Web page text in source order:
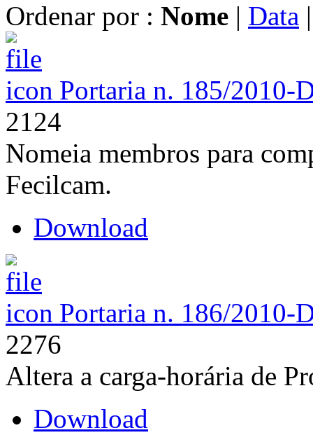
Ordenar por : Nome | Data
Portaria n. 185/2010-
2124
Nomeia membros para
Fecilcam.
Download
Portaria n. 186/2010-
2276
Altera a carga-horária de
Download